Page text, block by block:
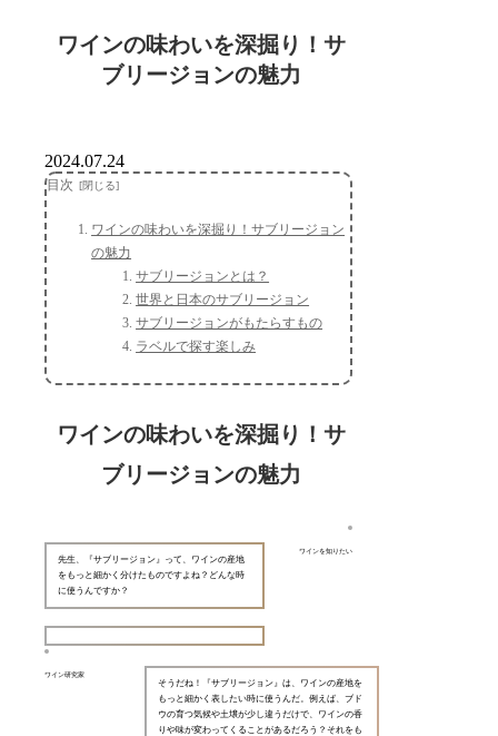
ワインの味わいを深掘り！サ
ブリージョンの魅力
2024.07.24
目次
ワインの味わいを深掘り！サブリージョン
の魅力
サブリージョンとは？
世界と日本のサブリージョン
サブリージョンがもたらすもの
ラベルで探す楽しみ
ワインの味わいを深掘り！サ
ブリージョンの魅力
ワインを知りたい
先生、『サブリージョン』って、ワインの産地
をもっと細かく分けたものですよね？どんな時
に使うんですか？
ワイン研究家
そうだね！『サブリージョン』は、ワインの産地を
もっと細かく表したい時に使うんだ。例えば、ブド
ウの育つ気候や土壌が少し違うだけで、ワインの香
りや味が変わってくることがあるだろう？それをも